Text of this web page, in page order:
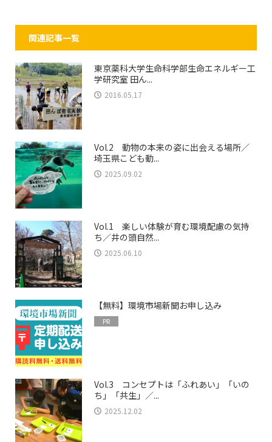
関連記事一覧
東京薬科大学生命科学部生命エネルギー工
学研究室 田ん...
2016.05.17
Vol.2 動物の本来の姿に出会える場所／
埼玉県こども動...
2025.09.02
Vol.1 楽しい体験が育む環境配慮の気持
ち／井の頭自然...
2025.06.10
【無料】環境市場新聞お申し込み
PR
Vol.3 コンセプトは「ふれあい」「いの
ち」「共生」／...
2025.12.02